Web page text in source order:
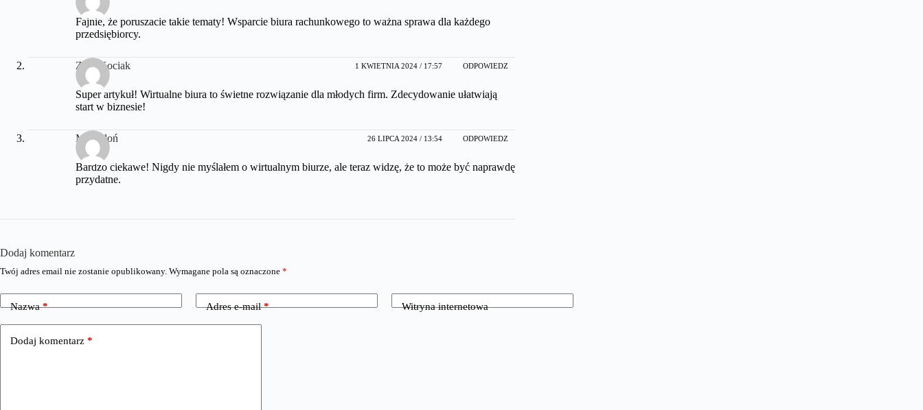
Fajnie, że poruszacie takie tematy! Wsparcie biura rachunkowego to ważna sprawa dla każdego
przedsiębiorcy.
ZłotyKociak 1 KWIETNIA 2024 / 17:57 ODPOWIEDZ
Super artykuł! Wirtualne biura to świetne rozwiązanie dla młodych firm. Zdecydowanie ułatwiają
start w biznesie!
MałySłoń 26 LIPCA 2024 / 13:54 ODPOWIEDZ
Bardzo ciekawe! Nigdy nie myślałem o wirtualnym biurze, ale teraz widzę, że to może być naprawdę
przydatne.
Dodaj komentarz
Twój adres email nie zostanie opublikowany. Wymagane pola są oznaczone *
Nazwa* Adres e-mail* Witryna internetowa
Dodaj komentarz *